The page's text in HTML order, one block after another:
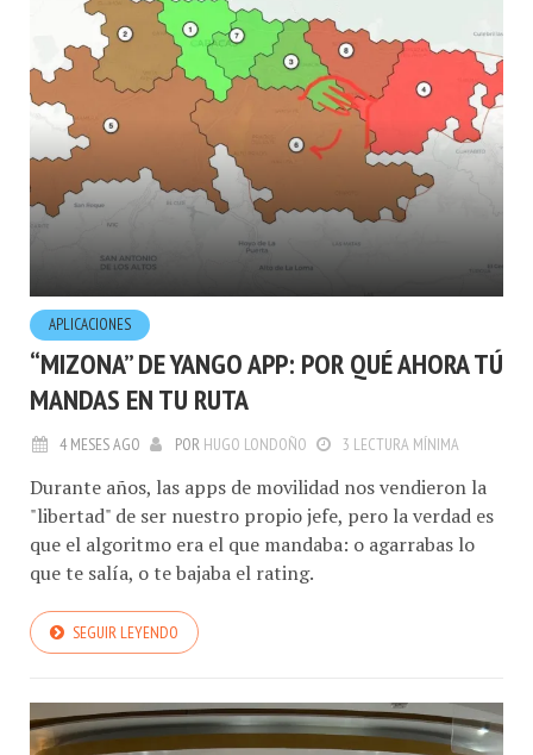
APLICACIONES
“MIZONA” DE YANGO APP: POR QUÉ AHORA TÚ
MANDAS EN TU RUTA
4 MESES AGO POR HUGO LONDOÑO 3 LECTURA MÍNIMA
Durante años, las apps de movilidad nos vendieron la
"libertad" de ser nuestro propio jefe, pero la verdad es
que el algoritmo era el que mandaba: o agarrabas lo
que te salía, o te bajaba el rating.
SEGUIR LEYENDO